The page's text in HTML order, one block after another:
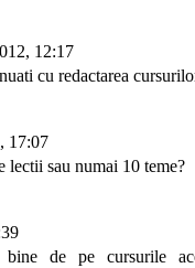
12:17
cu redactarea
17:07
lectii sau numai 10 teme?
de pe cursurile